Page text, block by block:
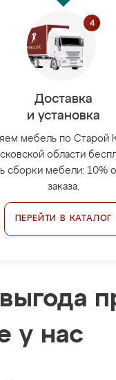
Доставка
и установка
мебель по Старой
области
сборки мебели: 10%
заказа.
ПЕРЕЙТИ В КАТАЛОГ
у нас